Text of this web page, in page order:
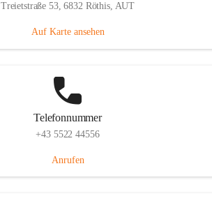
Treietstraße 53, 6832 Röthis, AUT
Auf Karte ansehen
Telefonnummer
+43 5522 44556
Anrufen